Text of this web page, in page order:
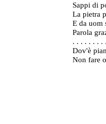
Sappi di
La pietra
E da uom
Parola
. . . . . . . .
Dov'è
Non fare